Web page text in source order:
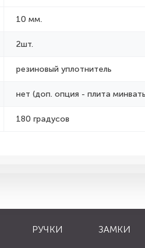
10 мм.
2шт.
резиновый уплотнитель
нет (доп. опция - плита
180 градусов
РУЧКИ ЗАМКИ